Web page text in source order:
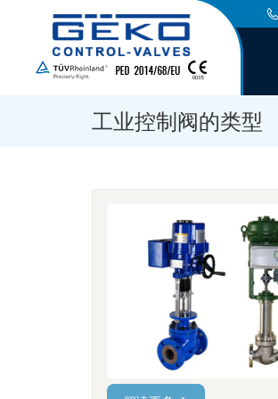
工业控制阀的类型